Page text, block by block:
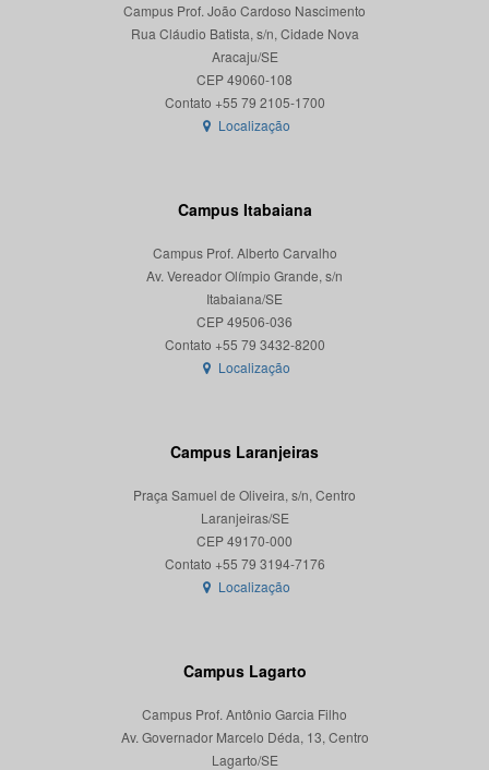
Campus Prof. João Cardoso Nascimento
Rua Cláudio Batista, s/n, Cidade Nova
Aracaju/SE
CEP 49060-108
Localização
Campus Itabaiana
Campus Prof. Alberto Carvalho
Av. Vereador Olímpio Grande, s/n
Itabaiana/SE
CEP 49506-036
Localização
Campus Laranjeiras
Praça Samuel de Oliveira, s/n, Centro
Laranjeiras/SE
CEP 49170-000
Localização
Campus Lagarto
Campus Prof. Antônio Garcia Filho
Av. Governador Marcelo Déda, 13, Centro
Lagarto/SE